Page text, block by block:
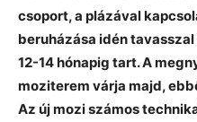
csoport, a plázával
beruházása idén
12-14 hónapig tart. A
moziterem várja majd,
Az új mozi számos